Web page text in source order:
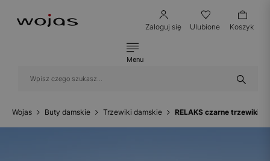
Zaloguj się Ulubione Koszyk
Menu
Wojas Buty damskie Trzewiki damskie RELAKS czarne trzewiki